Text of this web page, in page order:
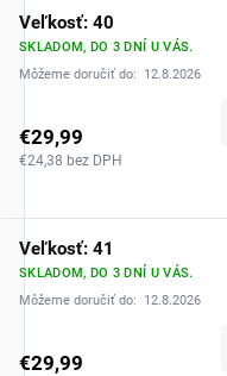
Veľkosť: 40
SKLADOM, DO 3 DNÍ U VÁS.
Môžeme doručiť do:
12.8.2026
€29,99
€24,38 bez DPH
Veľkosť: 41
SKLADOM, DO 3 DNÍ U VÁS.
Môžeme doručiť do:
12.8.2026
€29,99